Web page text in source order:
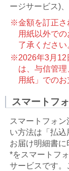
ージサービス)
※金額を訂正さ
用紙以外で
了承ください
※2026年3月12
は、与信管
用紙」でのお
スマートフ
スマートフォ
い方法は「払込
お届け明細書
*をスマートフ
サービスです